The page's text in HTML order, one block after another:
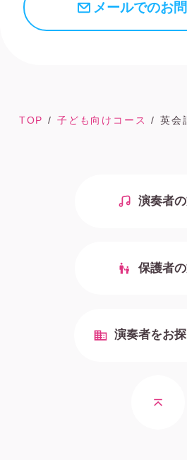
メールでのお
TOP 子ども向けコース 英会
演奏者
保護者
演奏者をお